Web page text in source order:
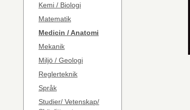
Kemi / Biologi
Matematik
Medicin / Anatomi
Mekanik
Miljö / Geologi
Reglerteknik
Språk
Studier/ Vetenskap/